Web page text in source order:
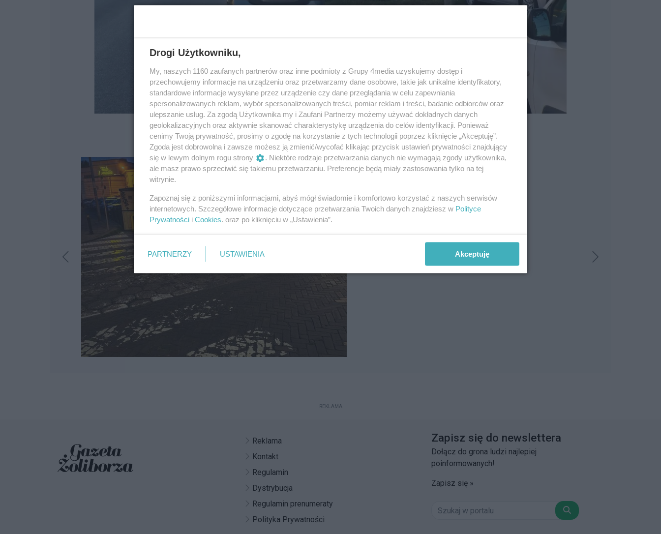
26 / 31
REKLAMA
Reklama
Kontakt
Regulamin
Dystrybucja
Regulamin prenumeraty
Polityka Prywatności
Zapisz się do newslettera
Dołącz do grona ludzi najlepiej
poinformowanych!
Zapisz się »
Szukaj
Drogi Użytkowniku,
My, naszych 1160 zaufanych partnerów oraz inne podmioty z Grupy 4media uzyskujemy dostęp i
przechowujemy informacje na urządzeniu oraz przetwarzamy dane osobowe, takie jak unikalne identyfikatory,
standardowe informacje wysyłane przez urządzenie czy dane przeglądania w celu zapewniania
spersonalizowanych reklam, wybór spersonalizowanych treści, pomiar reklam i treści, badanie odbiorców oraz
ulepszanie usług. Za zgodą Użytkownika my i Zaufani Partnerzy możemy używać dokładnych danych
geolokalizacyjnych oraz aktywnie skanować charakterystykę urządzenia do celów identyfikacji. Ponieważ
cenimy Twoją prywatność, prosimy o zgodę na korzystanie z tych technologii poprzez kliknięcie „Akceptuję”.
Zgoda jest dobrowolna i zawsze możesz ją zmienić/wycofać klikając przycisk ustawień prywatności znajdujący
się w lewym dolnym rogu strony
. Niektóre rodzaje przetwarzania danych nie wymagają zgody użytkownika,
ale masz prawo sprzeciwić się takiemu przetwarzaniu. Preferencje będą miały zastosowania tylko na tej
witrynie.
Zapoznaj się z poniższymi informacjami, abyś mógł świadomie i komfortowo korzystać z naszych serwisów
internetowych. Szczegółowe informacje dotyczące przetwarzania Twoich danych znajdziesz w Polityce
Prywatności i Cookies . oraz po kliknięciu w „Ustawienia”.
PARTNERZY USTAWIENIA Akceptuję